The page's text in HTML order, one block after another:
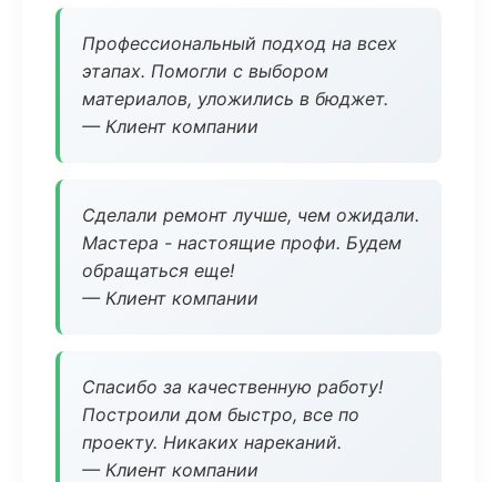
Профессиональный подход на всех
этапах. Помогли с выбором
материалов, уложились в бюджет.
— Клиент компании
Сделали ремонт лучше, чем ожидали.
Мастера - настоящие профи. Будем
обращаться еще!
— Клиент компании
Спасибо за качественную работу!
Построили дом быстро, все по
проекту. Никаких нареканий.
— Клиент компании